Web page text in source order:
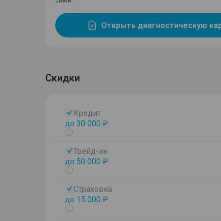
Открыть диагностическую
Скидки
Кредит
до 30 000 ₽
Показать
Трейд-ин
до 50 000 ₽
Показать
Страховка
до 15 000 ₽
Показать